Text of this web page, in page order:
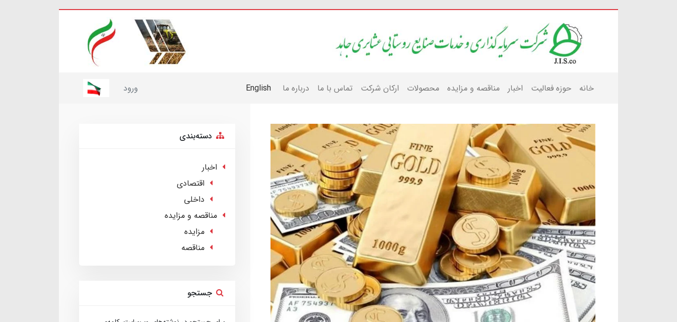
خانه حوزه فعالیت اخبار مناقصه و مزایده محصولات ارکان شرکت تماس با ما درباره ما English ورود
دسته‌بندی
اخبار
اقتصادی
داخلی
مناقصه و مزایده
مزایده
مناقصه
جستجو